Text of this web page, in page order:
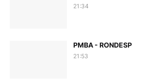
21:34
PMBA - RONDESP
21:53